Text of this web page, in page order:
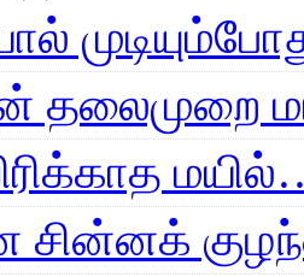
தலைமுறை
சின்னக்